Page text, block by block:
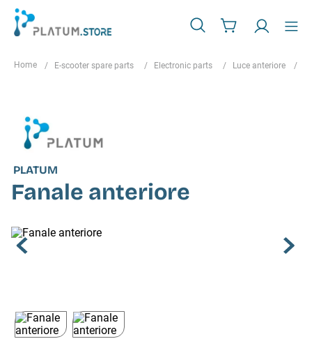
E-scooter spare parts Electronic parts Luce anteriore
PLATUM
Fanale anteriore